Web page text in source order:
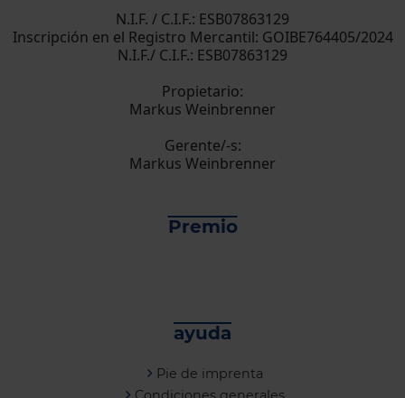
N.I.F. / C.I.F.: ESB07863129
Inscripción en el Registro Mercantil: GOIBE764405/2024
N.I.F./ C.I.F.: ESB07863129
Propietario:
Markus Weinbrenner
Gerente/-s:
Markus Weinbrenner
Premio
ayuda
Pie de imprenta